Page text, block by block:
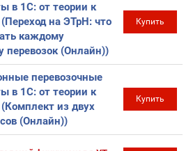
в 1С: от теории к
на ЭТрН: что
каждому
перевозок (Онлайн))
Купить
перевозочные
в 1С: от теории к
из двух
(Онлайн))
Купить